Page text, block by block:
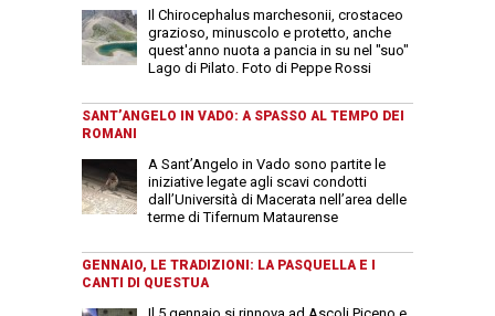
Il Chirocephalus marchesonii, crostaceo
grazioso, minuscolo e protetto, anche
quest'anno nuota a pancia in su nel "suo"
Lago di Pilato. Foto di Peppe Rossi
SANT’ANGELO IN VADO: A SPASSO AL TEMPO DEI
ROMANI
A Sant’Angelo in Vado sono partite le
iniziative legate agli scavi condotti
dall’Università di Macerata nell’area delle
terme di Tifernum Mataurense
GENNAIO, LE TRADIZIONI: LA PASQUELLA E I
CANTI DI QUESTUA